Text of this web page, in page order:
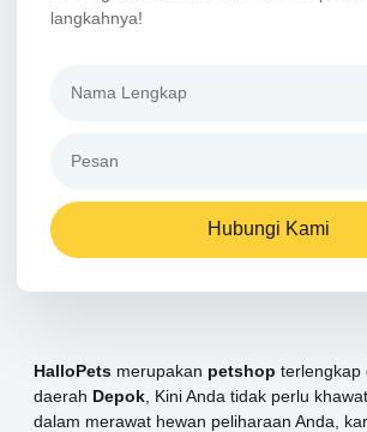
langkahnya!
Hubungi Kami
HalloPets merupakan petshop terlengkap
daerah Depok , Kini Anda tidak perlu
dalam merawat hewan peliharaan Anda,